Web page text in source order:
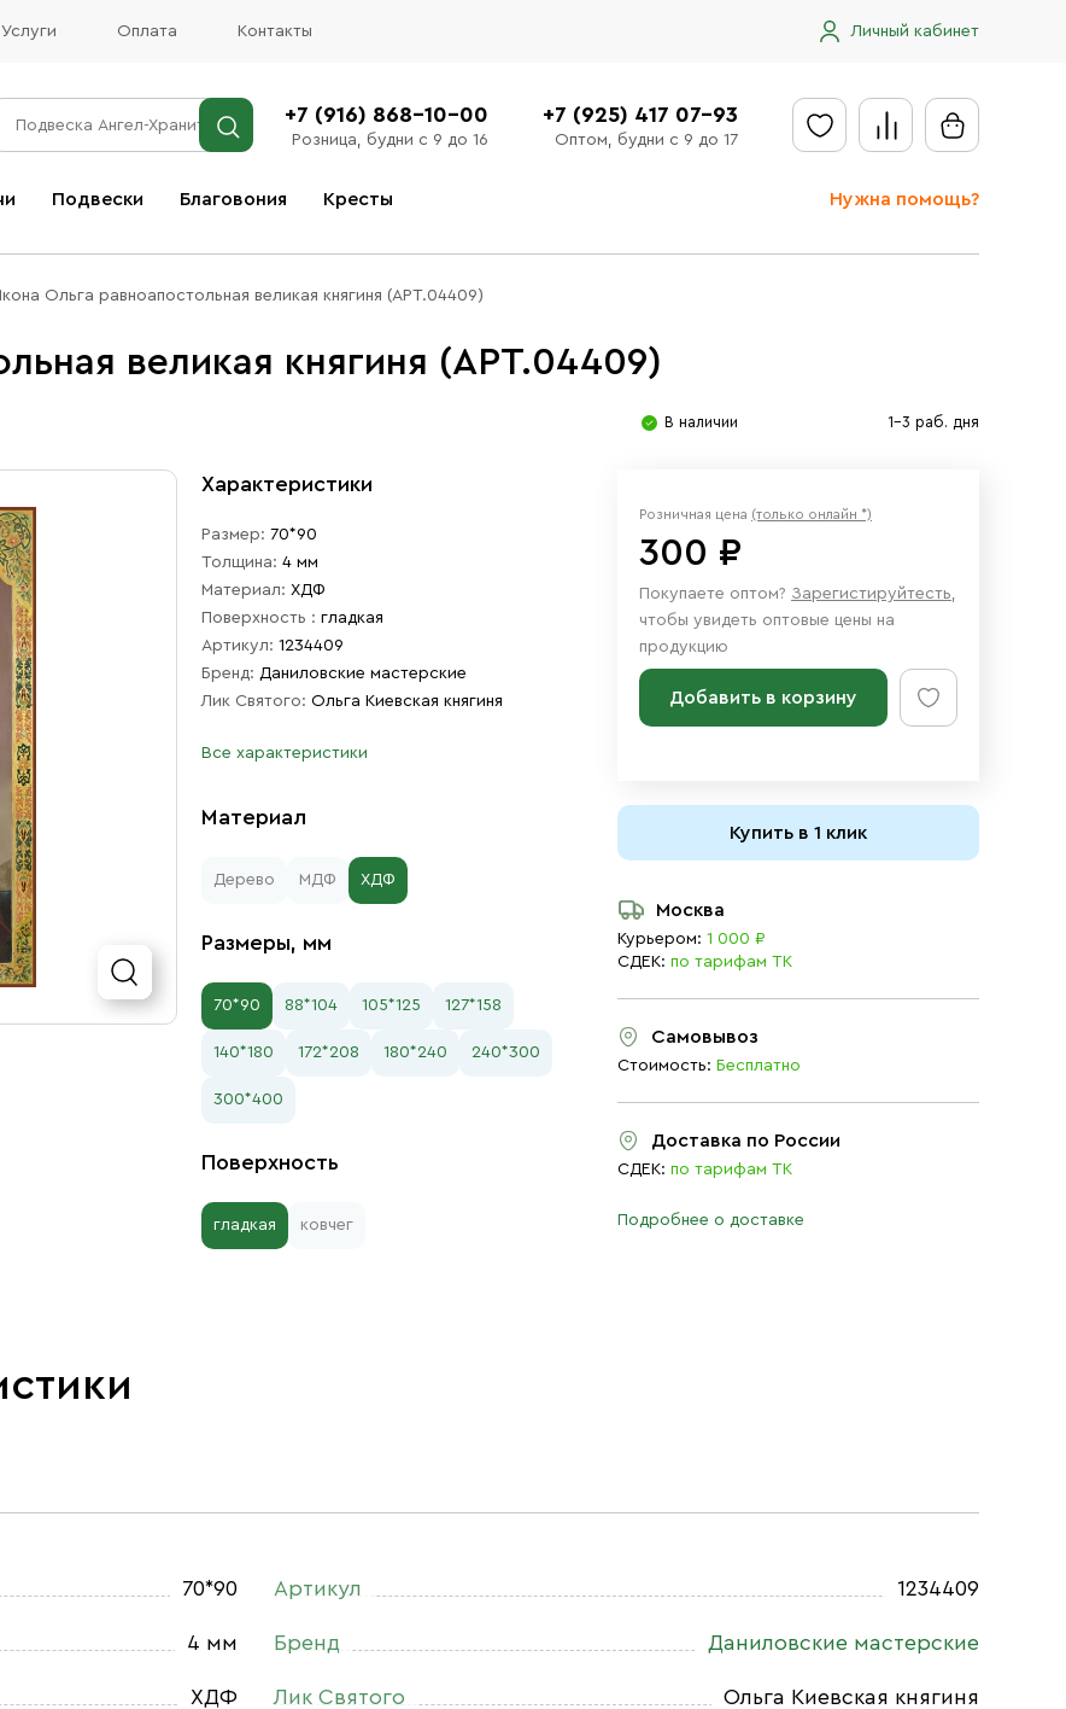
Услуги Оплата Контакты Личный кабинет
+7 (916) 868-10-00
Розница, будни с 9 до 16
+7 (925) 417 07-93
Оптом, будни с 9 до 17
Подвески Благовония Кресты Нужна помощь?
Отправить заявку
Ольга равноапостольная великая княгиня (АРТ.04409)
великая княгиня (АРТ.04409)
В наличии 1-3 раб. дня
Характеристики
Размер: 70*90
Толщина: 4 мм
Материал: ХДФ
Поверхность : гладкая
Артикул: 1234409
Бренд: Даниловские мастерские
Лик Святого: Ольга Киевская княгиня
Все характеристики
Материал
Дерево МДФ ХДФ
Размеры, мм
70*90 88*104 105*125 127*158
140*180 172*208 180*240 240*300
300*400
Поверхность
гладкая ковчег
Розничная цена (только онлайн *)
300 ₽
Покупаете оптом? Зарегистируйтесть,
чтобы увидеть оптовые цены на
продукцию
Добавить в корзину
Купить в 1 клик
Москва
Курьером: 1 000 ₽
СДЕК: по тарифам ТК
Самовывоз
Стоимость: Бесплатно
Доставка по России
СДЕК: по тарифам ТК
Подробнее о доставке
70*90
4 мм
ХДФ
Артикул 1234409
Бренд Даниловские мастерские
Лик Святого Ольга Киевская княгиня